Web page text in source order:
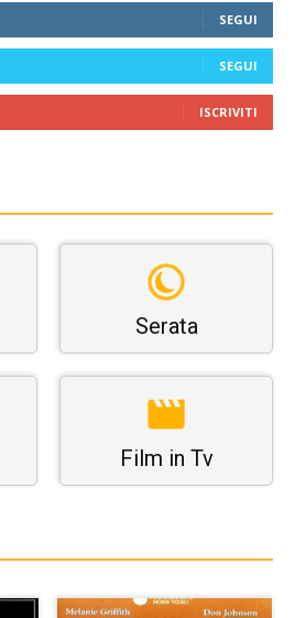
SEGUI
SEGUI
ISCRIVITI
Serata
Film in Tv